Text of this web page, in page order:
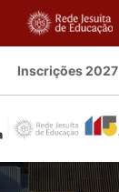
Inscrições 2027